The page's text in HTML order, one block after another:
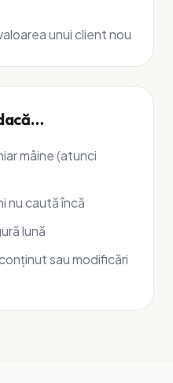
unui client nou
mâine (atunci
nu caută încă
lună
sau modificări